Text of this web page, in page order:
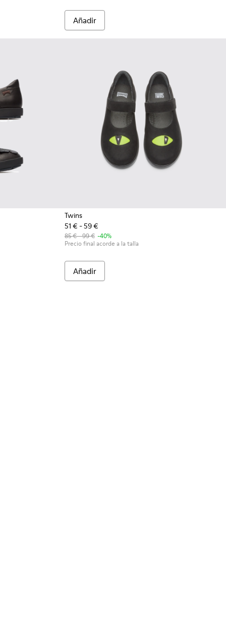
Añadir
Twins
51 € - 59 €
85 € - 99 € -40%
Precio final acorde a la talla
Añadir